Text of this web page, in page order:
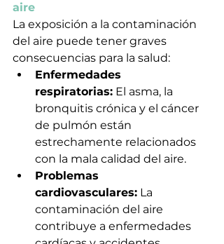
aire
La exposición a la contaminación
del aire puede tener graves
consecuencias para la salud:
Enfermedades
respiratorias: El asma, la
bronquitis crónica y el cáncer
de pulmón están
estrechamente relacionados
con la mala calidad del aire.
Problemas
cardiovasculares: La
contaminación del aire
contribuye a enfermedades